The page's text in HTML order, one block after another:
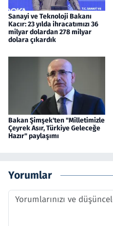
Sanayi ve Teknoloji Bakanı
Kacır: 23 yılda ihracatımızı 36
milyar dolardan 278 milyar
dolara çıkardık
Bakan Şimşek'ten "Milletimizle
Çeyrek Asır, Türkiye Geleceğe
Hazır" paylaşımı
Yorumlar